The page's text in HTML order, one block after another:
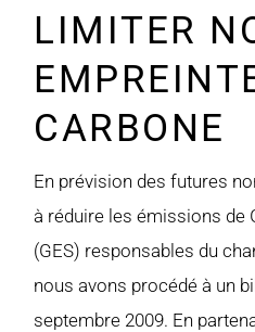
LIMITER
CARBONE
En prévision des futures
à réduire les émissions de
(GES) responsables du
nous avons procédé à un
septembre 2009. En